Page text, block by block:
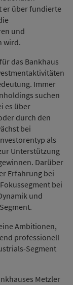
er über fundierte
und
wird.
das Bankhaus
Immer
suchen
es über
durch den
bei
als
Unterstützung
Darüber
Erfahrung bei
bei
und
Ambitionen,
professionell
Segment
Metzler